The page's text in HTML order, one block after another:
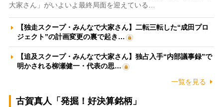
大家さん」がいよいよ最終局面を迎えている…
【独走スクープ・みんなで大家さん】二転三転した“成田プロ
ジェクト”の計画変更の裏で起き…
【追及スクープ・みんなで大家さん】独占入手“内部議事録”で
明かされる柳瀬健一・代表の思…
一覧を見る
古賀真人「発掘！好決算銘柄」